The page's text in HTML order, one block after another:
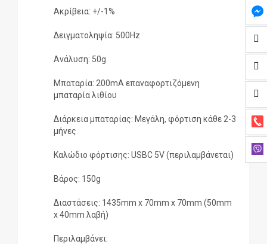
Ακρίβεια: +/-1%
Δειγματοληψία: 500Hz
Ανάλυση: 50g
Μπαταρία: 200mA επαναφορτιζόμενη
μπαταρία λιθίου
Διάρκεια μπαταρίας: Μεγάλη, φόρτιση κάθε 2-3
μήνες
Καλώδιο φόρτισης: USBC 5V (περιλαμβάνεται)
Βάρος: 150g
Διαστάσεις: 1435mm x 70mm x 70mm (50mm
x 40mm λαβή)
Περιλαμβάνει: